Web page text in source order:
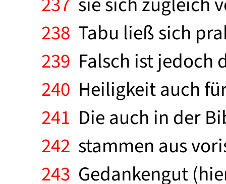
238 Tabu ließ sich
239 Falsch ist jedoch
240 Heiligkeit auch
241 Die auch in der
242 stammen aus
243 Gedankengut